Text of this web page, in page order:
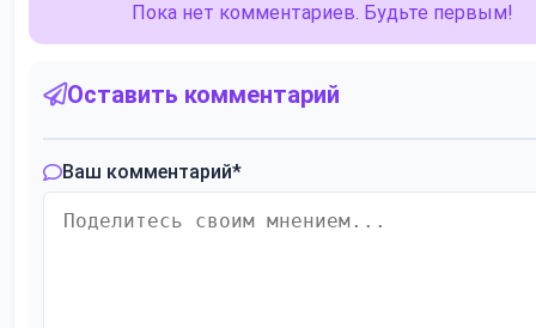
Пока нет комментариев. Будьте первым!
Оставить комментарий
Ваш комментарий*